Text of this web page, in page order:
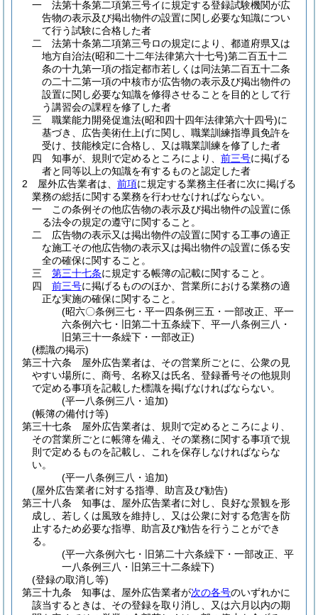
一
法第十条第二項第三号イに規定する登録試験機関が広
告物の表示及び掲出物件の設置に関し必要な知識につい
て行う試験に合格した者
二
法第十条第二項第三号ロの規定により、都道府県又は
地方自治法(昭和二十二年法律第六十七号)第二百五十二
条の十九第一項の指定都市若しくは同法第二百五十二条
の二十二第一項の中核市が広告物の表示及び掲出物件の
設置に関し必要な知識を修得させることを目的として行
う講習会の課程を修了した者
三
職業能力開発促進法(昭和四十四年法律第六十四号)に
基づき、広告美術仕上げに関し、職業訓練指導員免許を
受け、技能検定に合格し、又は職業訓練を修了した者
四
知事が、規則で定めるところにより、 前三号に掲げる
者と同等以上の知識を有するものと認定した者
2
屋外広告業者は、 前項に規定する業務主任者に次に掲げる
業務の総括に関する業務を行わせなければならない。
一
この条例その他広告物の表示及び掲出物件の設置に係
る法令の規定の遵守に関すること。
二
広告物の表示又は掲出物件の設置に関する工事の適正
な施工その他広告物の表示又は掲出物件の設置に係る安
全の確保に関すること。
三
第三十七条に規定する帳簿の記載に関すること。
四
前三号に掲げるもののほか、営業所における業務の適
正な実施の確保に関すること。
(昭六〇条例三七・平一四条例三五・一部改正、平一
六条例六七・旧第二十五条繰下、平一八条例三八・
旧第三十一条繰下・一部改正)
(標識の掲示)
第三十六条
屋外広告業者は、その営業所ごとに、公衆の見
やすい場所に、商号、名称又は氏名、登録番号その他規則
で定める事項を記載した標識を掲げなければならない。
(平一八条例三八・追加)
(帳簿の備付け等)
第三十七条
屋外広告業者は、規則で定めるところにより、
その営業所ごとに帳簿を備え、その業務に関する事項で規
則で定めるものを記載し、これを保存しなければならな
い。
(平一八条例三八・追加)
(屋外広告業者に対する指導、助言及び勧告)
第三十八条
知事は、屋外広告業者に対し、良好な景観を形
成し、若しくは風致を維持し、又は公衆に対する危害を防
止するため必要な指導、助言及び勧告を行うことができ
る。
(平一六条例六七・旧第二十六条繰下・一部改正、平
一八条例三八・旧第三十二条繰下)
(登録の取消し等)
第三十九条
知事は、屋外広告業者が次の各号のいずれかに
該当するときは、その登録を取り消し、又は六月以内の期